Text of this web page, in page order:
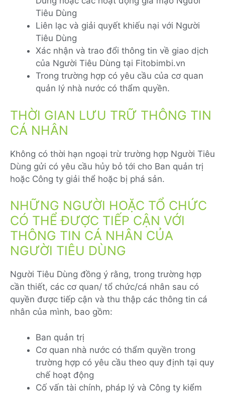
Tiêu Dùng
Liên lạc và giải quyết khiếu nại với Người
Tiêu Dùng
Xác nhận và trao đổi thông tin về giao dịch
của Người Tiêu Dùng tại Fitobimbi.vn
Trong trường hợp có yêu cầu của cơ quan
quản lý nhà nước có thẩm quyền.
THỜI GIAN LƯU TRỮ THÔNG TIN
CÁ NHÂN
Không có thời hạn ngoại trừ trường hợp Người Tiêu
Dùng gửi có yêu cầu hủy bỏ tới cho Ban quản trị
hoặc Công ty giải thể hoặc bị phá sản.
NHỮNG NGƯỜI HOẶC TỔ CHỨC
CÓ THỂ ĐƯỢC TIẾP CẬN VỚI
THÔNG TIN CÁ NHÂN CỦA
NGƯỜI TIÊU DÙNG
Người Tiêu Dùng đồng ý rằng, trong trường hợp
cần thiết, các cơ quan/ tổ chức/cá nhân sau có
quyền được tiếp cận và thu thập các thông tin cá
nhân của mình, bao gồm:
Ban quản trị
Cơ quan nhà nước có thẩm quyền trong
trường hợp có yêu cầu theo quy định tại quy
chế hoạt động
Cố vấn tài chính, pháp lý và Công ty kiểm